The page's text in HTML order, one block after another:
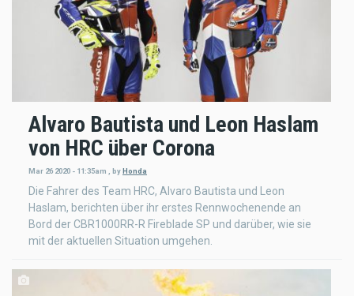
Alvaro Bautista und Leon Haslam
von HRC über Corona
Mar 26 2020 - 11:35am byHonda
Die Fahrer des Team HRC, Alvaro Bautista und Leon
Haslam, berichten über ihr erstes Rennwochenende an
Bord der CBR1000RR-R Fireblade SP und darüber, wie sie
mit der aktuellen Situation umgehen.